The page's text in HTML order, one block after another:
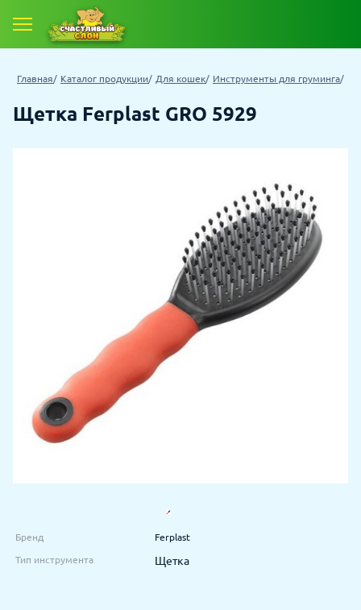
Главная Каталог продукции Для кошек Инструменты для груминга
Щетка Ferplast GRO 5929
Бренд Ferplast
Тип инструмента Щетка